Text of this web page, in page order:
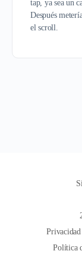
tap, ya sea un
Después
el scroll.
Privacidad
Política